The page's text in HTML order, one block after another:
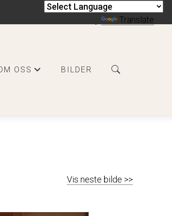
OSS BILDER
Vis neste bilde >>
Translate